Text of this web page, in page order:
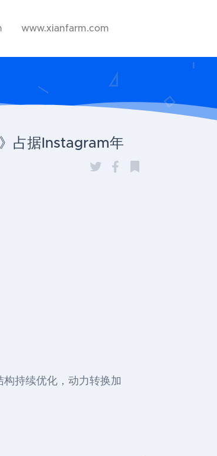
www.xianfarm.com
占据Instagram年
持续优化，动力转换加